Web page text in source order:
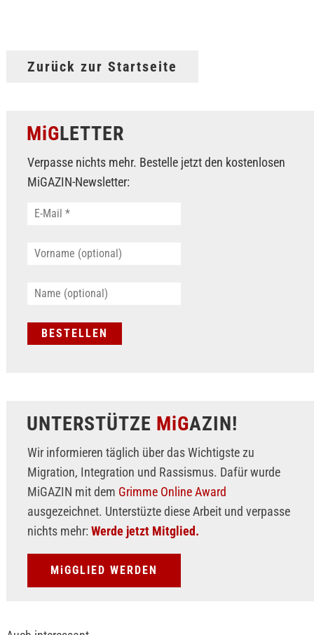
Zurück zur Startseite
MiGLETTER
Verpasse nichts mehr. Bestelle jetzt den kostenlosen
MiGAZIN-Newsletter:
UNTERSTÜTZE MiGAZIN!
Wir informieren täglich über das Wichtigste zu
Migration, Integration und Rassismus. Dafür wurde
MiGAZIN mit dem Grimme Online Award
ausgezeichnet. Unterstüzte diese Arbeit und verpasse
nichts mehr: Werde jetzt Mitglied.
MiGGLIED WERDEN